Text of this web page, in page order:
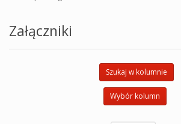
Załączniki
Szukaj w kolumnie
Wybór kolumn